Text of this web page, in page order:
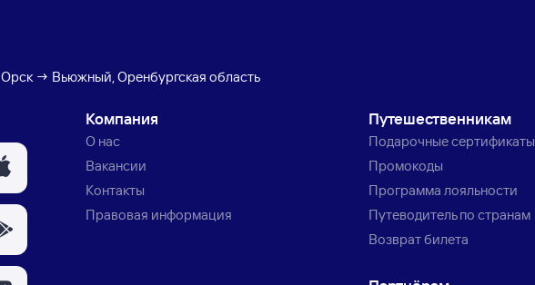
Орск → Вьюжный, Оренбургская область
Компания
О нас
Вакансии
Контакты
Правовая информация
Путешественникам
Подарочные сертификаты
Промокоды
Программа лояльности
Путеводитель по странам
Возврат билета